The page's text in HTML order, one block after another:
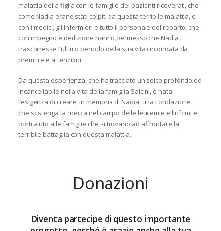
malattia della figlia con le famiglie dei pazienti ricoverati, che
come Nadia erano stati colpiti da questa terribile malattia, e
con i medici, gli infermieri e tutto il personale del reparto, che
con impegno e dedizione hanno permesso che Nadia
trascorresse l’ultimo periodo della sua vita circondata da
premure e attenzioni.
Da questa esperienza, che ha tracciato un solco profondo ed
incancellabile nella vita della famiglia Salcini, è nata
l’esigenza di creare, in memoria di Nadia, una Fondazione
che sostenga la ricerca nel campo delle leucemie e linfomi e
porti aiuto alle famiglie che si trovano ad affrontare la
terribile battaglia con questa malattia.
Donazioni
Diventa partecipe di questo importante